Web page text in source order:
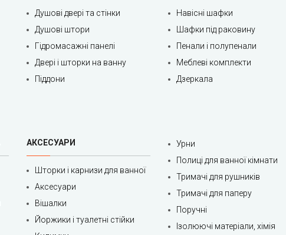
Душові двері та стінки
Душові штори
Гідромасажні панелі
Двері і шторки на ванну
Піддони
Навісні шафки
Шафки під раковину
Пенали і полупенали
Меблеві комплекти
Дзеркала
АКСЕСУАРИ
Шторки і карнизи для ванної
Аксесуари
Вішалки
Йоржики і туалетні стійки
Урни
Полиці для ванної кімнати
Тримачі для рушників
Тримачі для паперу
Поручні
Ізолюючі матеріали, хімія